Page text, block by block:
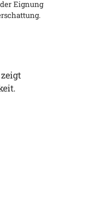
Eignung